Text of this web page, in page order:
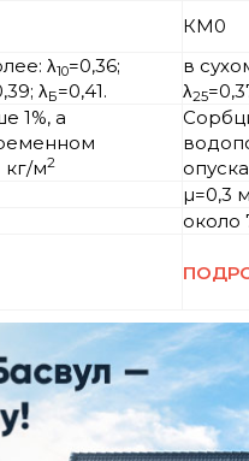
КМ0
λ10=0,36;
λБ=0,41.
в
λ25
1%, а
кг/м2
µ=0,3
около